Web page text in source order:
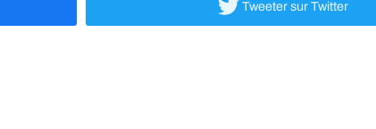
Tweetersur Twitter